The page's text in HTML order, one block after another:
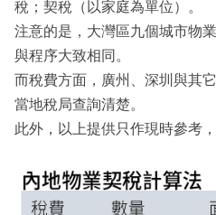
稅；契稅（以家庭為單位）。
注意的是，大灣區九個城市物
與程序大致相同。
而稅費方面，廣州、深圳與其
當地稅局查詢清楚。
此外，以上提供只作現時參考